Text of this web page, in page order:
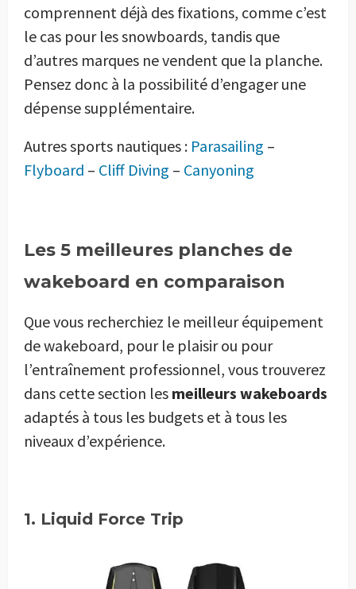
comprennent déjà des fixations, comme c’est
le cas pour les snowboards, tandis que
d’autres marques ne vendent que la planche.
Pensez donc à la possibilité d’engager une
dépense supplémentaire.
Autres sports nautiques : Parasailing –
Flyboard – Cliff Diving – Canyoning
Les 5 meilleures planches de
wakeboard en comparaison
Que vous recherchiez le meilleur équipement
de wakeboard, pour le plaisir ou pour
l’entraînement professionnel, vous trouverez
dans cette section les meilleurs wakeboards
adaptés à tous les budgets et à tous les
niveaux d’expérience.
1. Liquid Force Trip